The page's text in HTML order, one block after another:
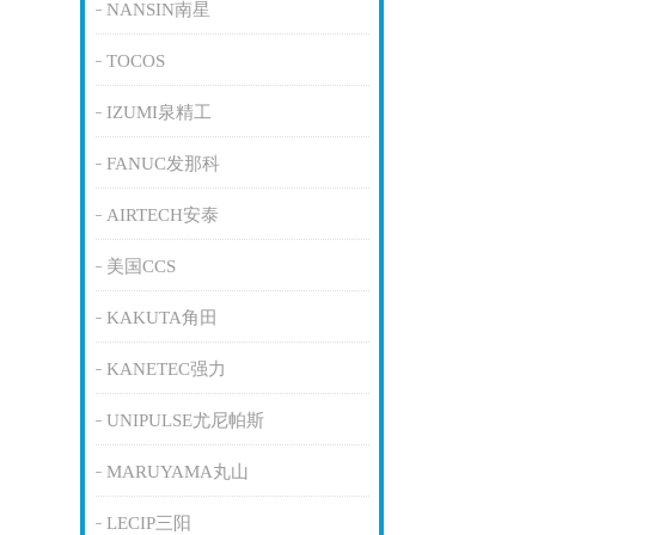
NANSIN南星
TOCOS
IZUMI泉精工
FANUC发那科
AIRTECH安泰
美国CCS
KAKUTA角田
KANETEC强力
UNIPULSE尤尼帕斯
MARUYAMA丸山
LECIP三阳